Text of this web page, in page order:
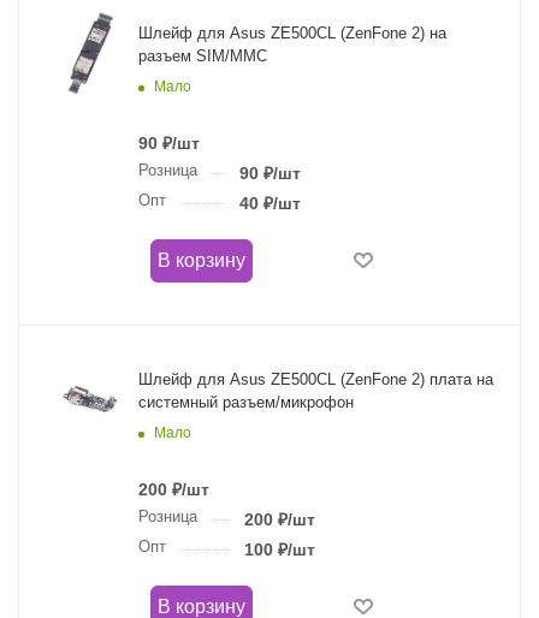
Шлейф для Asus ZE500CL (ZenFone 2) на
разъем SIM/MMC
Мало
90 ₽/шт
Розница 90₽/шт
Опт 40₽/шт
В корзину
Шлейф для Asus ZE500CL (ZenFone 2) плата на
системный разъем/микрофон
Мало
200 ₽/шт
Розница 200₽/шт
Опт 100₽/шт
В корзину